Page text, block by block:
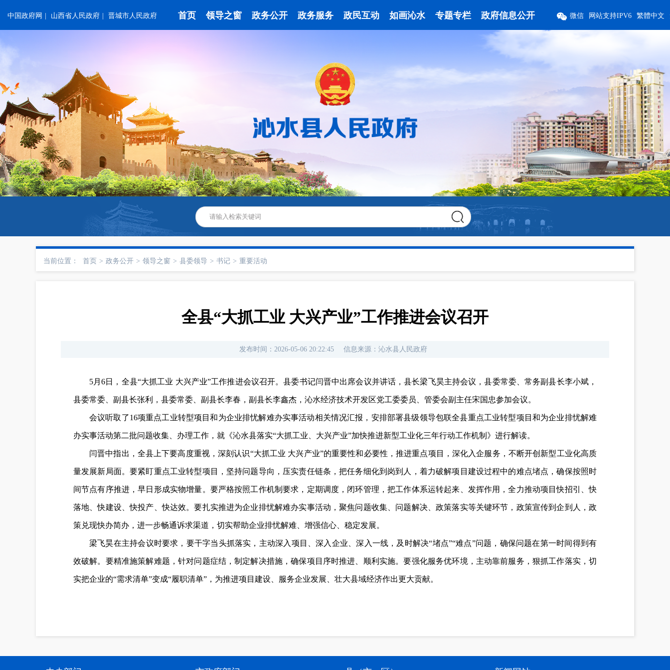
中国政府网 山西省人民政府 晋城市人民政府 首页 领导之窗 政务公开 政务服务 政民互动 如画沁水 专题专栏 政府信息公开 微信 网站支持IPV6 繁體中文
当前位置： 首页 > 政务公开 > 领导之窗 > 县委领导 > 书记 > 重要活动
全县“大抓工业 大兴产业”工作推进会议召开
发布时间： 2026-05-06 20:22:45 信息来源： 沁水县人民政府
5月6日，全县“大抓工业 大兴产业”工作推进会议召开。县委书记闫晋中出席会议并讲话，县长梁飞昊主持会议，县委常委、常务副县长李小斌，
县委常委、副县长张利，县委常委、副县长李春，副县长李鑫杰，沁水经济技术开发区党工委委员、管委会副主任宋国忠参加会议。
会议听取了16项重点工业转型项目和为企业排忧解难办实事活动相关情况汇报，安排部署县级领导包联全县重点工业转型项目和为企业排忧解难
办实事活动第二批问题收集、办理工作，就《沁水县落实“大抓工业、大兴产业”加快推进新型工业化三年行动工作机制》进行解读。
闫晋中指出，全县上下要高度重视，深刻认识“大抓工业 大兴产业”的重要性和必要性，推进重点项目，深化入企服务，不断开创新型工业化高质
量发展新局面。要紧盯重点工业转型项目，坚持问题导向，压实责任链条，把任务细化到岗到人，着力破解项目建设过程中的难点堵点，确保按照时
间节点有序推进，早日形成实物增量。要严格按照工作机制要求，定期调度，闭环管理，把工作体系运转起来、发挥作用，全力推动项目快招引、快
落地、快建设、快投产、快达效。要扎实推进为企业排忧解难办实事活动，聚焦问题收集、问题解决、政策落实等关键环节，政策宣传到企到人，政
策兑现快办简办，进一步畅通诉求渠道，切实帮助企业排忧解难、增强信心、稳定发展。
梁飞昊在主持会议时要求，要干字当头抓落实，主动深入项目、深入企业、深入一线，及时解决“堵点”“难点”问题，确保问题在第一时间得到有
效破解。要精准施策解难题，针对问题症结，制定解决措施，确保项目序时推进、顺利实施。要强化服务优环境，主动靠前服务，狠抓工作落实，切
实把企业的“需求清单”变成“履职清单”，为推进项目建设、服务企业发展、壮大县域经济作出更大贡献。